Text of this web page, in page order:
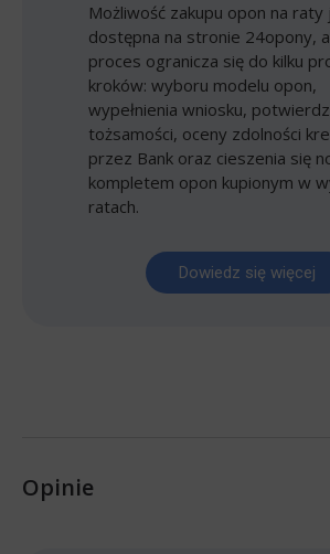
Możliwość zakupu opon na
dostępna na stronie 24opony, a
proces ogranicza się do kilku
kroków: wyboru modelu opon,
wypełnienia wniosku,
tożsamości, oceny zdolności
przez Bank oraz cieszenia się
kompletem opon kupionym w
ratach.
Dowiedz się więcej
Opinie